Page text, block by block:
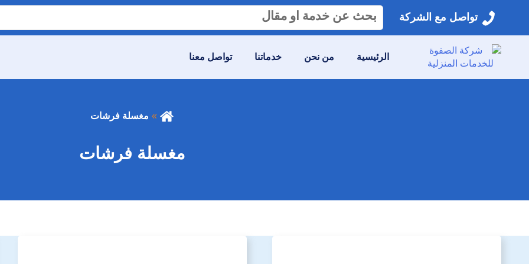
تواصل مع الشركة
البحث
عن:
الرئيسية من نحن خدماتنا تواصل معنا
مغسلة فرشات
مغسلة فرشات